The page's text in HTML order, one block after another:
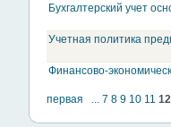
Бухгалтерский учет
Учетная политика
Финансово-
первая ... 7 8 9 10 11 12